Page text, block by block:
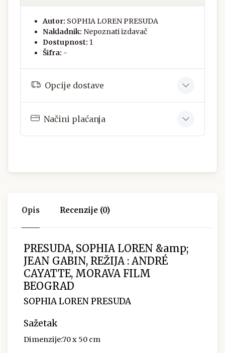
Autor: SOPHIA LOREN PRESUDA
Nakladnik: Nepoznati izdavač
Dostupnost: 1
Šifra: -
Opcije dostave
Načini plaćanja
Opis Recenzije (0)
PRESUDA, SOPHIA LOREN &amp;
JEAN GABIN, REŽIJA : ANDRÉ
CAYATTE, MORAVA FILM
BEOGRAD
SOPHIA LOREN PRESUDA
Sažetak
Dimenzije:70 x 50 cm